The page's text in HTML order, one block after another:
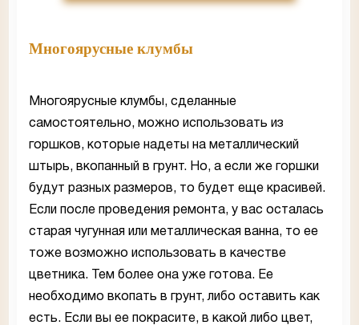
Многоярусные клумбы
Многоярусные клумбы, сделанные
самостоятельно, можно использовать из
горшков, которые надеты на металлический
штырь, вкопанный в грунт. Но, а если же горшки
будут разных размеров, то будет еще красивей.
Если после проведения ремонта, у вас осталась
старая чугунная или металлическая ванна, то ее
тоже возможно использовать в качестве
цветника. Тем более она уже готова. Ее
необходимо вкопать в грунт, либо оставить как
есть. Если вы ее покрасите, в какой либо цвет,